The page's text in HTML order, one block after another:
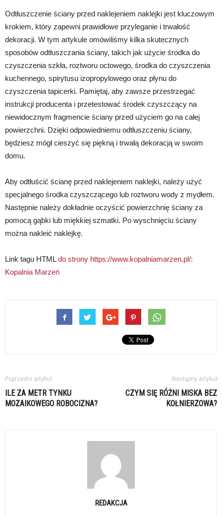
Odtłuszczenie ściany przed naklejeniem naklejki jest kluczowym
krokiem, który zapewni prawidłowe przyleganie i trwałość
dekoracji. W tym artykule omówiliśmy kilka skutecznych
sposobów odtłuszczania ściany, takich jak użycie środka do
czyszczenia szkła, roztworu octowego, środka do czyszczenia
kuchennego, spirytusu izopropylowego oraz płynu do
czyszczenia tapicerki. Pamiętaj, aby zawsze przestrzegać
instrukcji producenta i przetestować środek czyszczący na
niewidocznym fragmencie ściany przed użyciem go na całej
powierzchni. Dzięki odpowiedniemu odtłuszczeniu ściany,
będziesz mógł cieszyć się piękną i trwałą dekoracją w swoim
domu.
Aby odtłuścić ścianę przed naklejeniem naklejki, należy użyć
specjalnego środka czyszczącego lub roztworu wody z mydłem.
Następnie należy dokładnie oczyścić powierzchnię ściany za
pomocą gąbki lub miękkiej szmatki. Po wyschnięciu ściany
można nakleić naklejkę.
Link tagu HTMLdo strony https://www.kopalniamarzen.pl/:
Kopalnia Marzeń
Poprzedni artykuł
ILE ZA METR TYNKU
MOZAIKOWEGO ROBOCIZNA?
Następny artykuł
CZYM SIĘ RÓŻNI MISKA BEZ
KOŁNIERZOWA?
REDAKCJA